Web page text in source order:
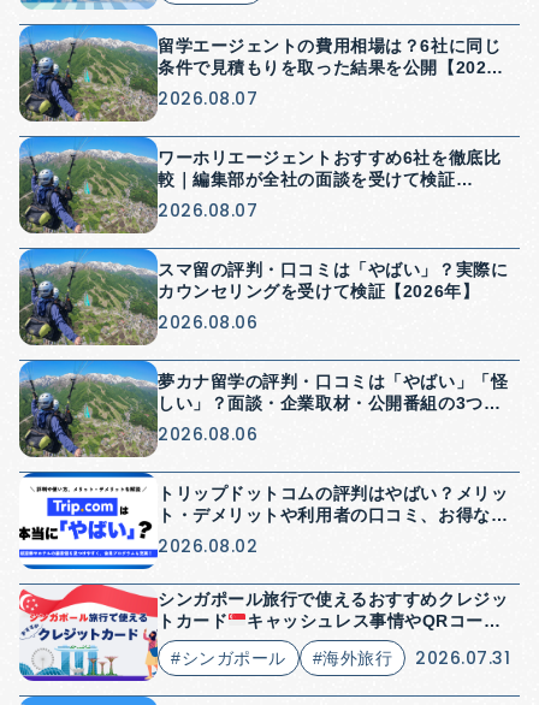
留学エージェントの費用相場は？6社に同じ
条件で見積もりを取った結果を公開【2026
年】
2026.08.07
ワーホリエージェントおすすめ6社を徹底比
較｜編集部が全社の面談を受けて検証
【2026年】
2026.08.07
スマ留の評判・口コミは「やばい」？実際に
カウンセリングを受けて検証【2026年】
2026.08.06
夢カナ留学の評判・口コミは「やばい」「怪
しい」？面談・企業取材・公開番組の3つか
ら検証【2026年】
2026.08.06
トリップドットコムの評判はやばい？メリッ
ト・デメリットや利用者の口コミ、お得な使
い方を解説
2026.08.02
シンガポール旅行で使えるおすすめクレジッ
トカード
キャッシュレス事情やQRコード
決済についても解説
#シンガポール
#海外旅行 2026.07.31